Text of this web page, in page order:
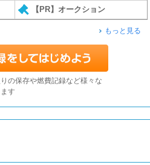
【PR】オークション
もっと見る
の保存や燃費記録など様々な
す